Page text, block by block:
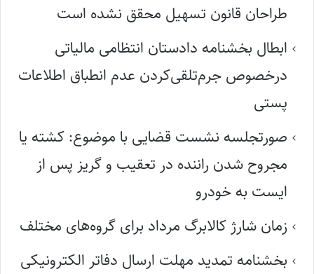
طراحان قانون تسهیل محقق نشده است
ابطال بخشنامه دادستان انتظامی مالیاتی
درخصوص جرم‌تلقی‌کردن عدم انطباق اطلاعات
پستی
صورتجلسه نشست قضایی با موضوع: کشته یا
مجروح شدن راننده در تعقیب و گریز پس از
ایست به خودرو
زمان شارژ کالابرگ مرداد برای گروه‌های مختلف
بخشنامه تمدید مهلت ارسال دفاتر الکترونیکی